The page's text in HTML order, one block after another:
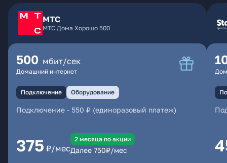
МТС
МТС Дома Хорошо 500
500 мбит/сек
Домашний интернет
Подключение Оборудование
Подключение - 550 ₽ (единоразовый платеж)
375 ₽/мес
2 месяцa по акции
Далее 750₽/мес